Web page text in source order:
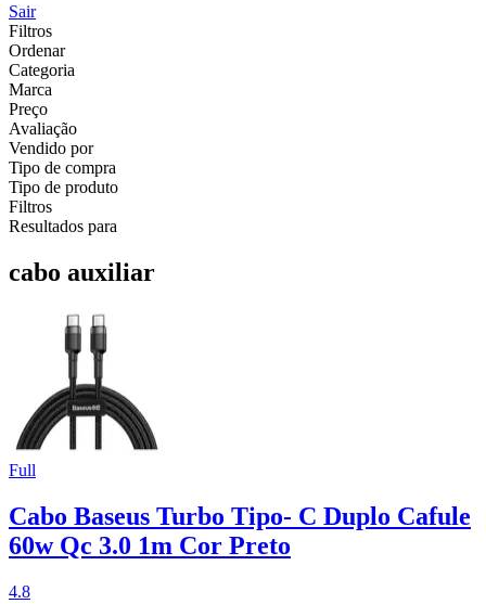
Sair
Filtros
Ordenar
Categoria
Marca
Preço
Avaliação
Vendido por
Tipo de compra
Tipo de produto
Filtros
Resultados para
cabo auxiliar
Full
Cabo Baseus Turbo Tipo- C Duplo Cafule
60w Qc 3.0 1m Cor Preto
4.8